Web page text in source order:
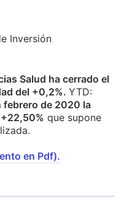
Inversión
Salud ha cerrado el
del +0,2%. YTD:
febrero de 2020 la
que supone
en Pdf).